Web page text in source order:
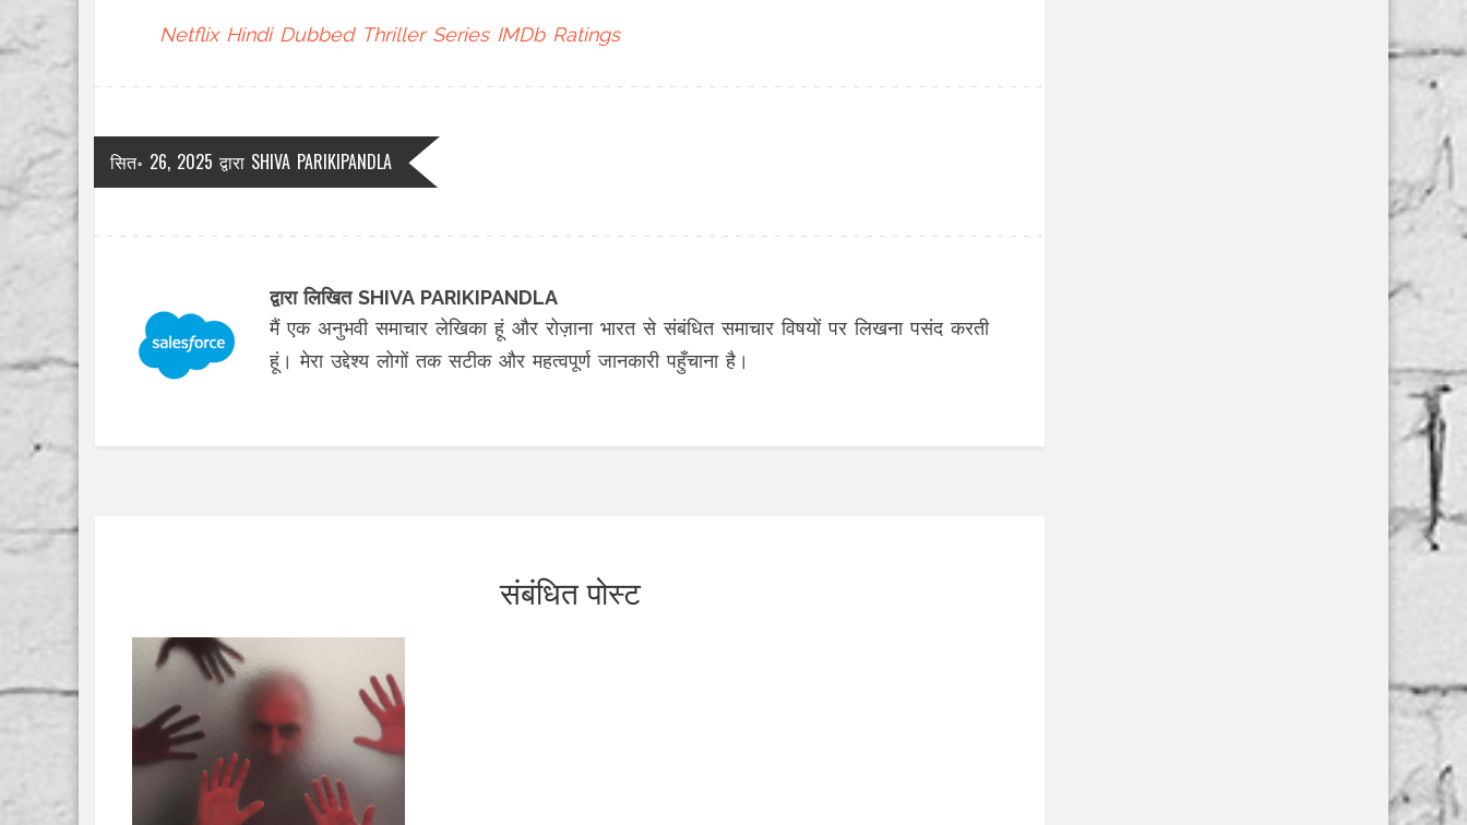
Netflix Hindi Dubbed Thriller Series IMDb Ratings
सित॰ 26, 2025 द्वारा SHIVA PARIKIPANDLA
द्वारा लिखित SHIVA PARIKIPANDLA
मैं एक अनुभवी समाचार लेखिका हूं और रोज़ाना भारत से संबंधित समाचार विषयों पर लिखना पसंद करती
हूं। मेरा उद्देश्य लोगों तक सटीक और महत्वपूर्ण जानकारी पहुँचाना है।
संबंधित पोस्ट